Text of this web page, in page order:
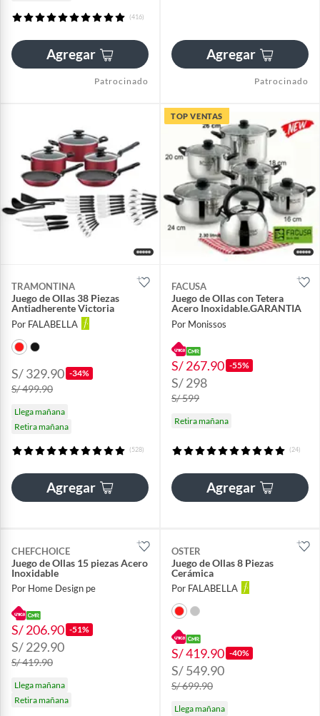
(416)
Agregar
Patrocinado
Agregar
Patrocinado
TRAMONTINA
Juego de Ollas 38 Piezas
Antiadherente Victoria
Por FALABELLA
S/ 329.90 -34%
S/ 499.90
Llega mañana
Retira mañana
(528)
Agregar
TOP VENTAS
FACUSA
Juego de Ollas con Tetera
Acero Inoxidable.GARANTIA
Por Monissos
S/ 267.90 -55%
S/ 298
S/ 599
Retira mañana
(24)
Agregar
CHEFCHOICE
Juego de Ollas 15 piezas Acero
Inoxidable
Por Home Design pe
S/ 206.90 -51%
S/ 229.90
S/ 419.90
Llega mañana
Retira mañana
OSTER
Juego de Ollas 8 Piezas
Cerámica
Por FALABELLA
S/ 419.90 -40%
S/ 549.90
S/ 699.90
Llega mañana